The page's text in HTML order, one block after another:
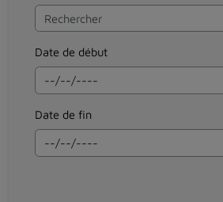
Date de début
Date de fin